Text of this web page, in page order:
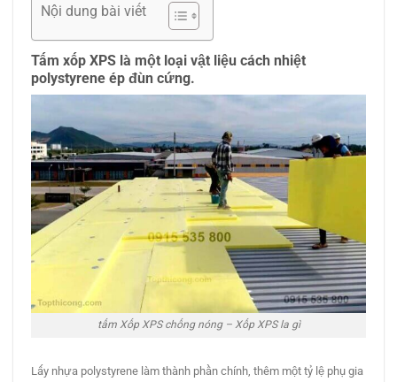
Nội dung bài viết
Tấm xốp XPS là một loại vật liệu cách nhiệt
polystyrene ép đùn cứng.
tấm Xốp XPS chống nóng – Xốp XPS la gì
Lấy nhựa polystyrene làm thành phần chính, thêm một tỷ lệ phụ gia